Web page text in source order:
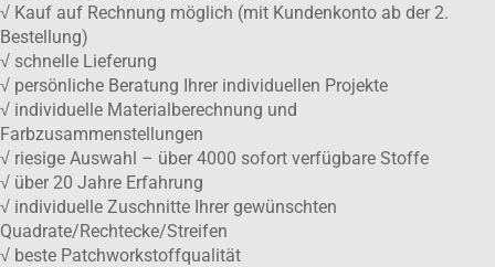
√ Kauf auf Rechnung möglich (mit Kundenkonto ab der 2.
Bestellung)
√ schnelle Lieferung
√ persönliche Beratung Ihrer individuellen Projekte
√ individuelle Materialberechnung und
Farbzusammenstellungen
√ riesige Auswahl – über 4000 sofort verfügbare Stoffe
√ über 20 Jahre Erfahrung
√ individuelle Zuschnitte Ihrer gewünschten
Quadrate/Rechtecke/Streifen
√ beste Patchworkstoffqualität